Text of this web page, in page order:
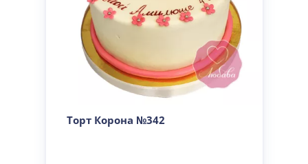
Торт Корона №342